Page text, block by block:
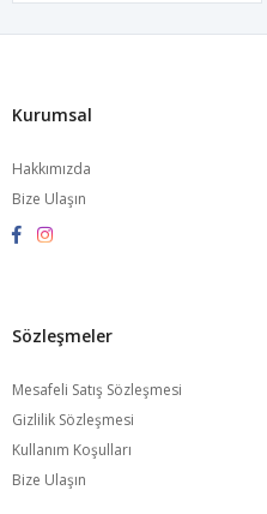
Kurumsal
Hakkımızda
Bize Ulaşın
Sözleşmeler
Mesafeli Satış Sözleşmesi
Gizlilik Sözleşmesi
Kullanım Koşulları
Bize Ulaşın